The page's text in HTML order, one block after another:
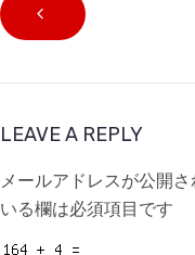
LEAVE A REPLY
メールアドレスが公開さ
いる欄は必須項目です